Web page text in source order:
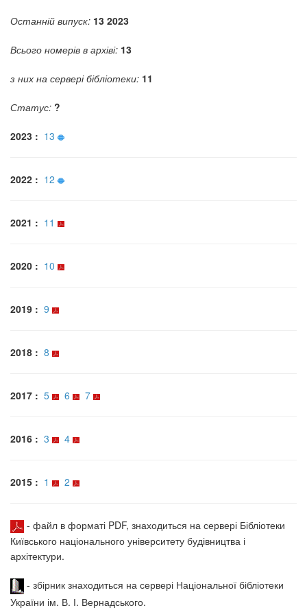
Останній випуск: 13 2023
Всього номерів в архіві: 13
з них на сервері бібліотеки: 11
Статус: ?
2023 : 13
2022 : 12
2021 : 11
2020 : 10
2019 : 9
2018 : 8
2017 : 5 6 7
2016 : 3 4
2015 : 1 2
- файл в форматі PDF, знаходиться на сервері Бібліотеки
Київського національного університету будівництва і
архітектури.
- збірник знаходиться на сервері Національної бібліотеки
України ім. В. І. Вернадського.